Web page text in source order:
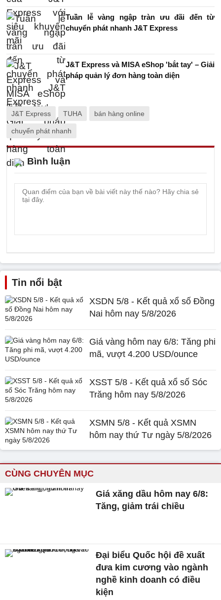
Tuần lễ vàng ngập tràn ưu đãi đến từ
chuyển phát nhanh J&T Express
J&T Express và MISA eShop 'bắt tay' – Giải
pháp quản lý đơn hàng toàn diện
J&T Express TUHA bán hàng online
chuyển phát nhanh
Bình luận
Tin nổi bật
XSDN 5/8 - Kết quả xổ số Đồng
Nai hôm nay 5/8/2026
Giá vàng hôm nay 6/8: Tăng phi
mã, vượt 4.200 USD/ounce
XSST 5/8 - Kết quả xổ số Sóc
Trăng hôm nay 5/8/2026
XSMN 5/8 - Kết quả XSMN
hôm nay thứ Tư ngày 5/8/2026
CÙNG CHUYÊN MỤC
Giá xăng dầu hôm nay 6/8:
Tăng, giảm trái chiều
Đại biểu Quốc hội đề xuất
đưa kim cương vào ngành
nghề kinh doanh có điều
kiện